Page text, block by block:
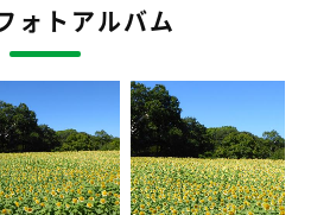
ォトアルバム